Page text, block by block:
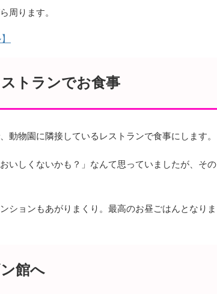
周ります。
トランでお食事
動物園に隣接しているレストランで食事にします。
いしくないかも？」なんて思っていましたが、その
ションもあがりまくり。最高のお昼ごはんとなりま
館へ